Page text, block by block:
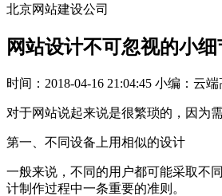
北京网站建设公司
网站设计不可忽视的小细
时间：2018-04-16 21:04:45 小编：云端
对于网站说起来说是很繁琐的，因为
第一、不同设备上用相似的设计
一般来说，不同的用户都可能采取不
计制作过程中一条重要的准则。